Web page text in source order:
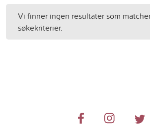
Vi finner ingen resultater som
søkekriterier.